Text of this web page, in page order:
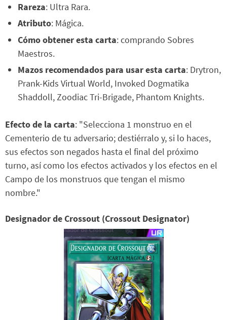
Rareza: Ultra Rara.
Atributo: Mágica.
Cómo obtener esta carta: comprando Sobres
Maestros.
Mazos recomendados para usar esta carta: Drytron,
Prank-Kids Virtual World, Invoked Dogmatika
Shaddoll, Zoodiac Tri-Brigade, Phantom Knights.
Efecto de la carta: "Selecciona 1 monstruo en el
Cementerio de tu adversario; destiérralo y, si lo haces,
sus efectos son negados hasta el final del próximo
turno, así como los efectos activados y los efectos en el
Campo de los monstruos que tengan el mismo
nombre."
Designador de Crossout (Crossout Designator)